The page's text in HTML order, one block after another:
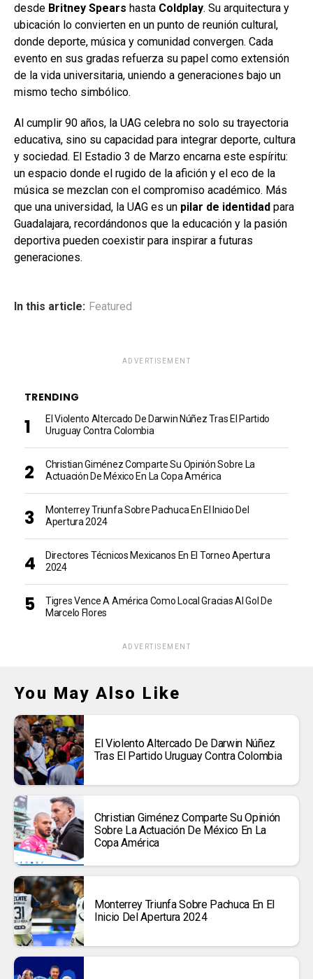
desde Britney Spears hasta Coldplay. Su arquitectura y
ubicación lo convierten en un punto de reunión cultural,
donde deporte, música y comunidad convergen. Cada
evento en sus gradas refuerza su papel como extensión
de la vida universitaria, uniendo a generaciones bajo un
mismo techo simbólico.
Al cumplir 90 años, la UAG celebra no solo su trayectoria
educativa, sino su capacidad para integrar deporte, cultura
y sociedad. El Estadio 3 de Marzo encarna este espíritu:
un espacio donde el rugido de la afición y el eco de la
música se mezclan con el compromiso académico. Más
que una universidad, la UAG es un pilar de identidad para
Guadalajara, recordándonos que la educación y la pasión
deportiva pueden coexistir para inspirar a futuras
generaciones.
In this article: Featured
ADVERTISEMENT
TRENDING
El Violento Altercado De Darwin Núñez Tras El Partido
Uruguay Contra Colombia
Christian Giménez Comparte Su Opinión Sobre La
Actuación De México En La Copa América
Monterrey Triunfa Sobre Pachuca En El Inicio Del
Apertura 2024
Directores Técnicos Mexicanos En El Torneo Apertura
2024
Tigres Vence A América Como Local Gracias Al Gol De
Marcelo Flores
ADVERTISEMENT
You May Also Like
El Violento Altercado De Darwin Núñez
Tras El Partido Uruguay Contra Colombia
Christian Giménez Comparte Su Opinión
Sobre La Actuación De México En La
Copa América
Monterrey Triunfa Sobre Pachuca En El
Inicio Del Apertura 2024